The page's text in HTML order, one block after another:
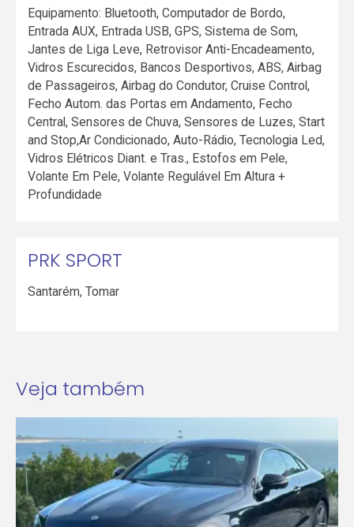
Equipamento: Bluetooth, Computador de Bordo,
Entrada AUX, Entrada USB, GPS, Sistema de Som,
Jantes de Liga Leve, Retrovisor Anti-Encadeamento,
Vidros Escurecidos, Bancos Desportivos, ABS, Airbag
de Passageiros, Airbag do Condutor, Cruise Control,
Fecho Autom. das Portas em Andamento, Fecho
Central, Sensores de Chuva, Sensores de Luzes, Start
and Stop,Ar Condicionado, Auto-Rádio, Tecnologia Led,
Vidros Elétricos Diant. e Tras., Estofos em Pele,
Volante Em Pele, Volante Regulável Em Altura +
Profundidade
PRK SPORT
Santarém,Tomar
Veja também